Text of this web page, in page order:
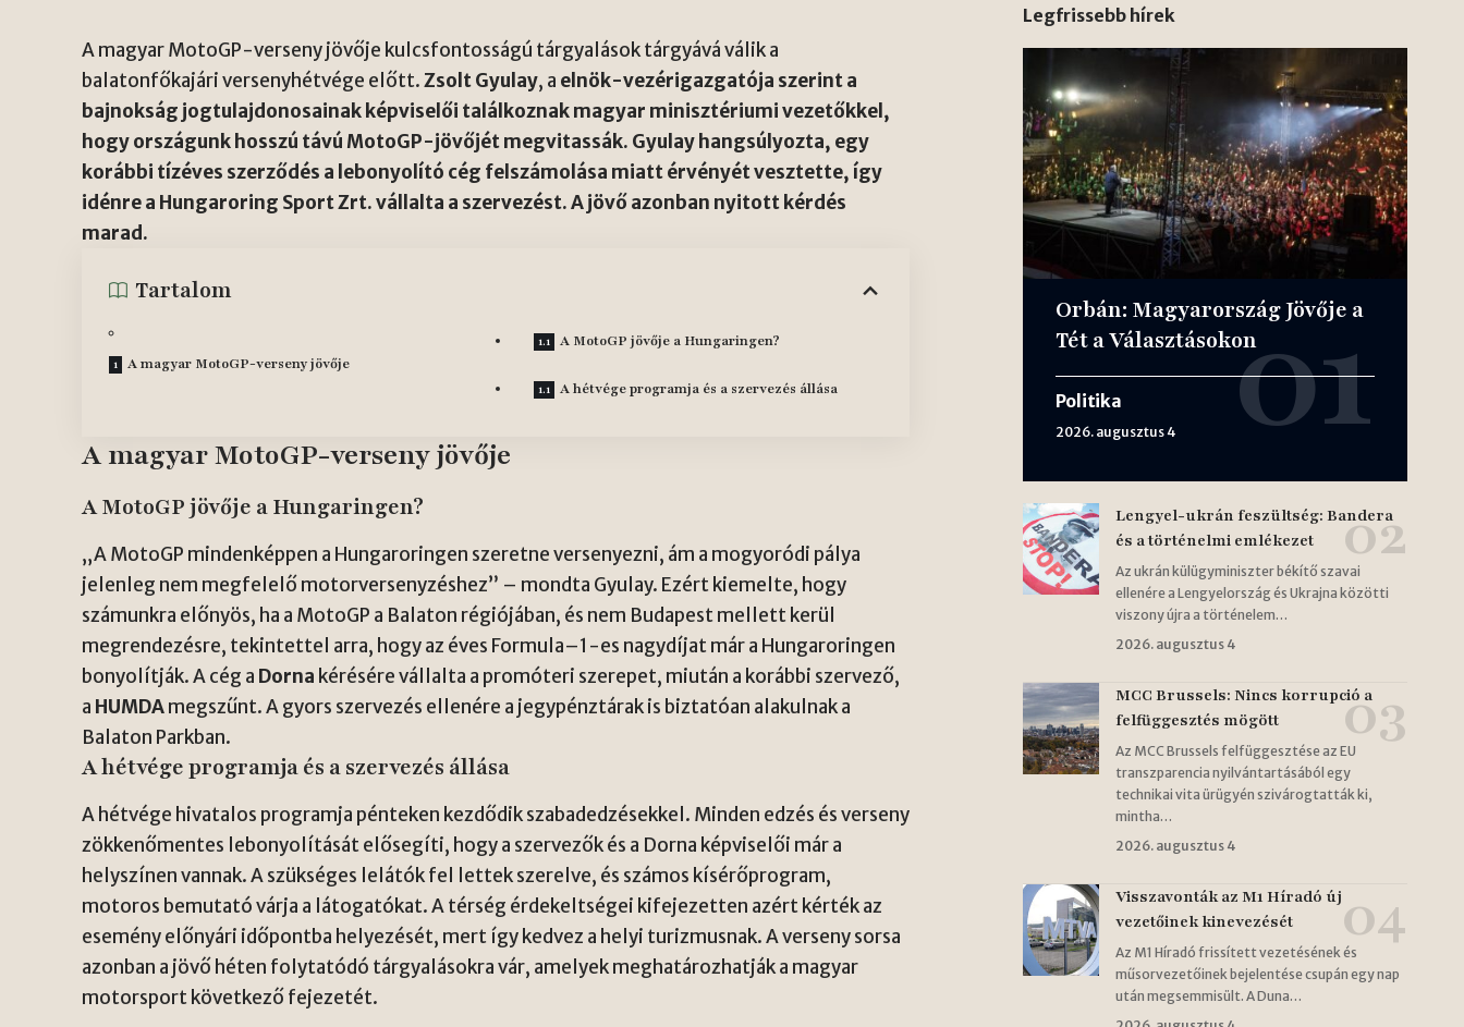
A magyar MotoGP-verseny jövője kulcsfontosságú tárgyalások tárgyává válik a
balatonfőkajári versenyhétvége előtt.Zsolt Gyulay, a elnök-vezérigazgatója szerint a
bajnokság jogtulajdonosainak képviselői találkoznak magyar minisztériumi vezetőkkel,
hogy országunk hosszú távú MotoGP-jövőjét megvitassák. Gyulay hangsúlyozta, egy
korábbi tízéves szerződés a lebonyolító cég felszámolása miatt érvényét vesztette, így
idénre a Hungaroring Sport Zrt. vállalta a szervezést. A jövő azonban nyitott kérdés
marad.
Tartalom
A magyar MotoGP-verseny jövője
A MotoGP jövője a Hungaringen?
A hétvége programja és a szervezés állása
A magyar MotoGP-verseny jövője
A MotoGP jövője a Hungaringen?
„A MotoGP mindenképpen a Hungaroringen szeretne versenyezni, ám a mogyoródi pálya
jelenleg nem megfelelő motorversenyzéshez” – mondta Gyulay. Ezért kiemelte, hogy
számunkra előnyös, ha a MotoGP a Balaton régiójában, és nem Budapest mellett kerül
megrendezésre, tekintettel arra, hogy az éves Formula–1-es nagydíjat már a Hungaroringen
bonyolítják. A cég a Dorna kérésére vállalta a promóteri szerepet, miután a korábbi szervező,
a HUMDAmegszűnt. A gyors szervezés ellenére a jegypénztárak is biztatóan alakulnak a
Balaton Parkban.
A hétvége programja és a szervezés állása
A hétvége hivatalos programja pénteken kezdődik szabadedzésekkel. Minden edzés és verseny
zökkenőmentes lebonyolítását elősegíti, hogy a szervezők és a Dorna képviselői már a
helyszínen vannak. A szükséges lelátók fel lettek szerelve, és számos kísérőprogram,
motoros bemutató várja a látogatókat. A térség érdekeltségei kifejezetten azért kérték az
esemény előnyári időpontba helyezését, mert így kedvez a helyi turizmusnak. A verseny sorsa
azonban a jövő héten folytatódó tárgyalásokra vár, amelyek meghatározhatják a magyar
motorsport következő fejezetét.
Legfrissebb hírek
Orbán: Magyarország Jövője a
Tét a Választásokon
Politika
2026. augusztus 4
Lengyel-ukrán feszültség: Bandera
és a történelmi emlékezet
Az ukrán külügyminiszter békítő szavai
ellenére a Lengyelország és Ukrajna közötti
viszony újra a történelem…
2026. augusztus 4
MCC Brussels: Nincs korrupció a
felfüggesztés mögött
Az MCC Brussels felfüggesztése az EU
transzparencia nyilvántartásából egy
technikai vita ürügyén szivárogtatták ki,
mintha…
2026. augusztus 4
Visszavonták az M1 Híradó új
vezetőinek kinevezését
Az M1 Híradó frissített vezetésének és
műsorvezetőinek bejelentése csupán egy nap
után megsemmisült. A Duna…